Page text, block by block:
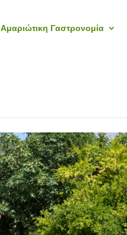
Αμαριώτικη Γαστρονομία